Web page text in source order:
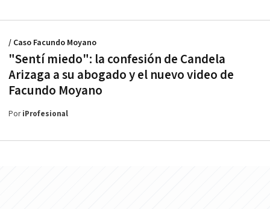
"Sentí miedo": la confesión de Candela
Arizaga a su abogado y el nuevo video de
Facundo Moyano
/ Caso Facundo Moyano
PoriProfesional